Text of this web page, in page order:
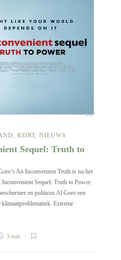
, KORT, NIEUWS
Sequel: Truth to
An Inconvenient Truth is nu het
Sequel: Truth to Power.
en politicus Al Gore een
klimaatproblematiek. Extreme
3 min